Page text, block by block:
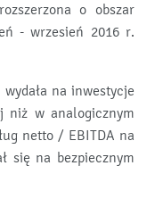
o obszar
- wrzesień 2016 r.
na inwestycje
niż w analogicznym
netto / EBITDA na
się na bezpiecznym